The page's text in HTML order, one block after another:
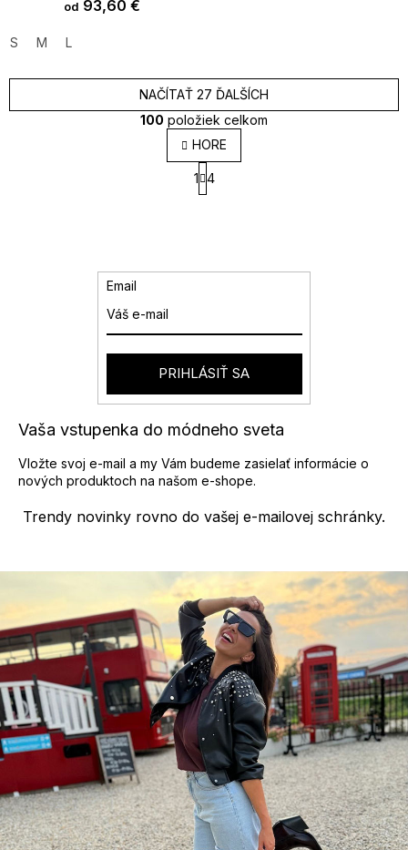
od 93,60 €
S M L
O
v
l
á
v
k
y
ý
i
u
NAČÍTAŤ 27 ĎALŠÍCH
S
t
r
v
e
1 4
100 položiek celkom
HORE
Trendy novinky rovno do vašej e-mailovej schránky.
Vaša vstupenka do módneho sveta
Vložte svoj e-mail a my Vám budeme zasielať informácie o
nových produktoch na našom e-shope.
Email
PRIHLÁSIŤ SA